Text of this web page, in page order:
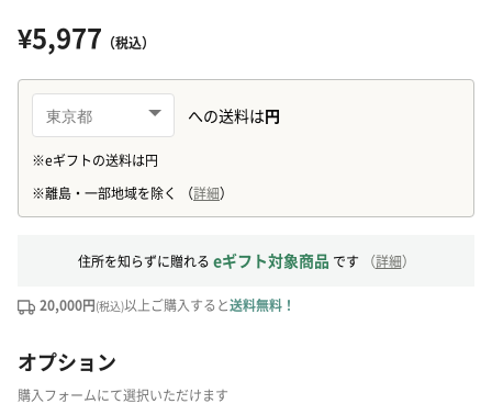
¥5,977 （税込）
住所を知らずに贈れる eギフト対象商品 です （詳細）
20,000円(税込)以上ご購入すると送料無料！
オプション
購入フォームにて選択いただけます